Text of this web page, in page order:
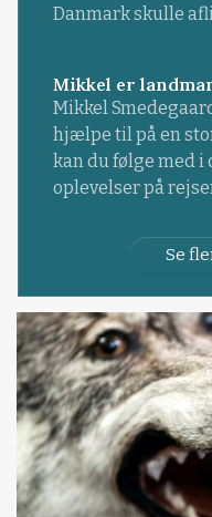
Danmark skulle
Mikkel er
Mikkel
hjælpe til på en
kan du følge med i
oplevelser på
Se